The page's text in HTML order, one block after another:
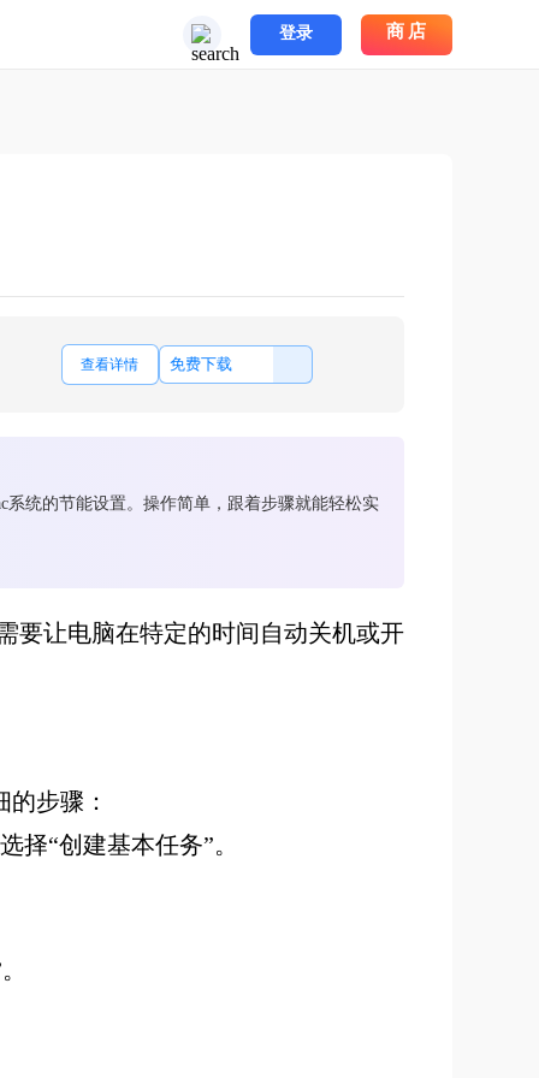
登录 商店
查看详情 免费下载
统的节能设置。操作简单，跟着步骤就能轻松实
要让电脑在特定的时间自动关机或开
步骤：
择“创建基本任务”。